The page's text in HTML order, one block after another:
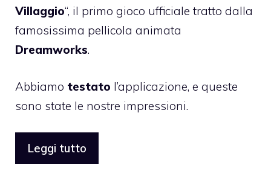
Villaggio“, il primo gioco ufficiale tratto dalla
famosissima pellicola animata
Dreamworks.
Abbiamo testato l’applicazione, e queste
sono state le nostre impressioni.
Leggi tutto